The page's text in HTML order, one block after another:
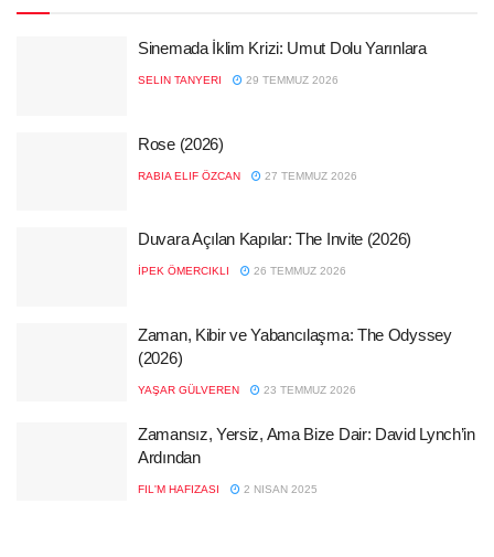
Sinemada İklim Krizi: Umut Dolu Yarınlara
SELIN TANYERI 29 TEMMUZ 2026
Rose (2026)
RABIA ELIF ÖZCAN 27 TEMMUZ 2026
Duvara Açılan Kapılar: The Invite (2026)
İPEK ÖMERCIKLI 26 TEMMUZ 2026
Zaman, Kibir ve Yabancılaşma: The Odyssey
(2026)
YAŞAR GÜLVEREN 23 TEMMUZ 2026
Zamansız, Yersiz, Ama Bize Dair: David Lynch’in
Ardından
FIL'M HAFIZASI 2 NISAN 2025